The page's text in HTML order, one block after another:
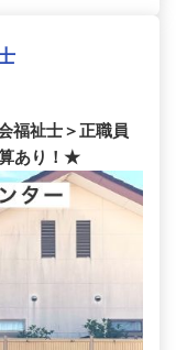
福祉士＞正職員
あり！★